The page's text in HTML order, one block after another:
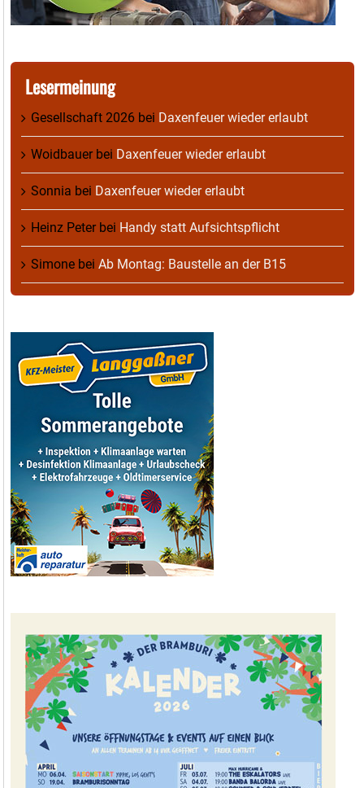
Lesermeinung
Gesellschaft 2026 bei Daxenfeuer wieder erlaubt
Woidbauerbei Daxenfeuer wieder erlaubt
Sonnia bei Daxenfeuer wieder erlaubt
Heinz Peterbei Handy statt Aufsichtspflicht
Simone bei Ab Montag: Baustelle an der B15